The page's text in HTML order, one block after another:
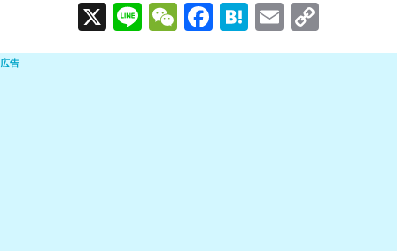
X
Li
n
W
e
F
a
H
at
E
m o